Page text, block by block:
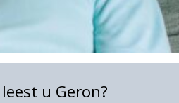
u Geron?